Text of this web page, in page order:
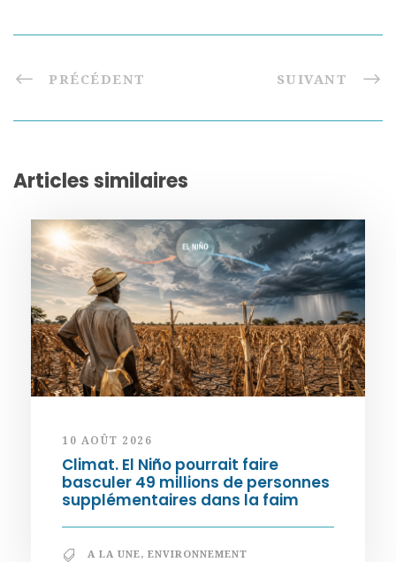
PRÉCÉDENT SUIVANT
Articles similaires
10 AOÛT 2026
Climat. El Niño pourrait faire
basculer 49 millions de personnes
supplémentaires dans la faim
A LA UNE, ENVIRONNEMENT